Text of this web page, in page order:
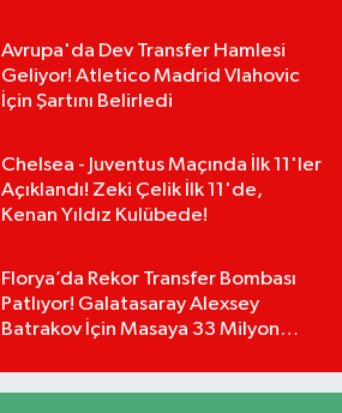
Avrupa'da Dev Transfer Hamlesi
Geliyor! Atletico Madrid Vlahovic
İçin Şartını Belirledi
Chelsea - Juventus Maçında İlk 11'ler
Açıklandı! Zeki Çelik İlk 11'de,
Kenan Yıldız Kulübede!
Florya’da Rekor Transfer Bombası
Patlıyor! Galatasaray Alexsey
Batrakov İçin Masaya 33 Milyon